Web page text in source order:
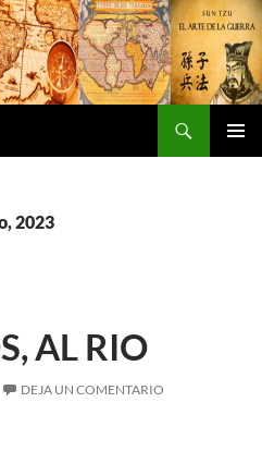
2023
AL RIO
DEJA UN COMENTARIO